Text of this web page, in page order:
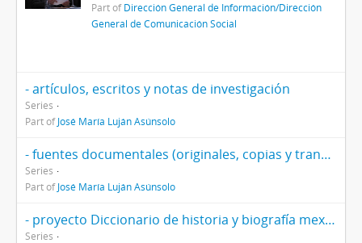
Part ofDirección General de Información/Dirección
General de Comunicación Social
- artículos, escritos y notas de investigación
Series
Part ofJosé María Luján Asúnsolo
- fuentes documentales (originales, copias y transcripciones
Series
Part ofJosé María Luján Asúnsolo
- proyecto Diccionario de historia y biografía mexicanas
Series